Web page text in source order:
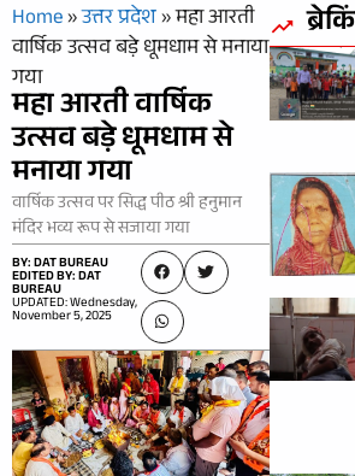
Home»उत्तर प्रदेश»महा आरती
वार्षिक उत्सव बड़े धूमधाम से मनाया
गया
महा आरती वार्षिक
उत्सव बड़े धूमधाम से
मनाया गया
वार्षिक उत्सव पर सिद्ध पीठ श्री हनुमान
मंदिर भव्य रूप से सजाया गया
BY: DAT BUREAU
EDITED BY: DAT
BUREAU
UPDATED: Wednesday,
November 5, 2025